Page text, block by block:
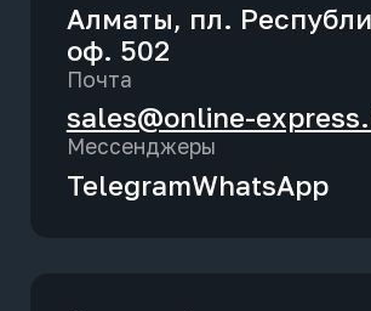
Алматы, пл.
оф. 502
Почта
sales@online-
Мессенджеры
TelegramWhatsApp